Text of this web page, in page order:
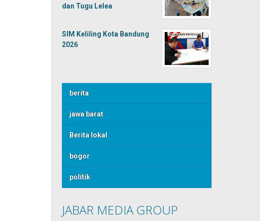
dan Tugu Lelea
SIM Keliling Kota Bandung
2026
berita
jawa barat
Berita lokal
bogor
politik
JABAR MEDIA GROUP